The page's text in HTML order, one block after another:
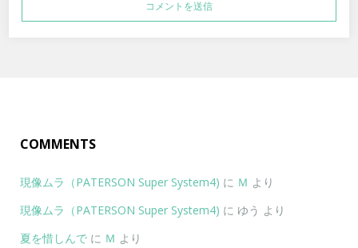
COMMENTS
現像ムラ（PATERSON Super System4) に Ｍ より
現像ムラ（PATERSON Super System4) に ゆう より
夏を惜しんで に Ｍ より